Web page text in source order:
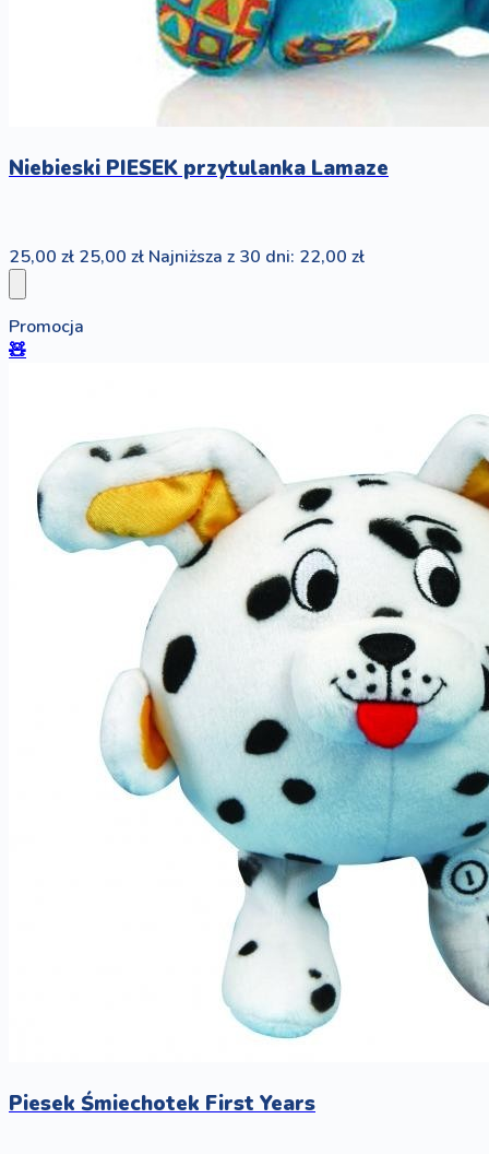
Niebieski PIESEK przytulanka Lamaze
25,00 zł 25,00 zł Najniższa z 30 dni: 22,00 zł
Promocja
🧸
Piesek Śmiechotek First Years